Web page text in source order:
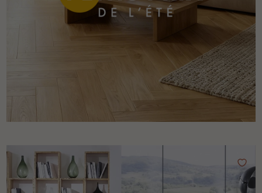
Obtenez un devis gratuit !